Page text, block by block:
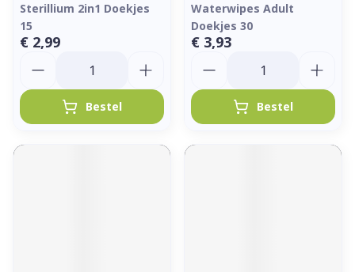
Sterillium 2in1 Doekjes
15
€ 2,99
Bestel
Waterwipes Adult
Doekjes 30
€ 3,93
Bestel